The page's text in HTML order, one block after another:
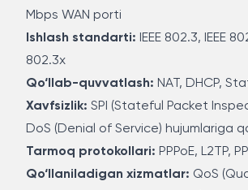
Mbps WAN porti
Ishlash standarti: IEEE 802.3, IEEE
802.3x
Qo‘llab-quvvatlash: NAT, DHCP,
Xavfsizlik: SPI (Stateful Packet
DoS (Denial of Service) hujumlariga
Tarmoq protokollari: PPPoE, L2TP,
Qo‘llaniladigan xizmatlar: QoS